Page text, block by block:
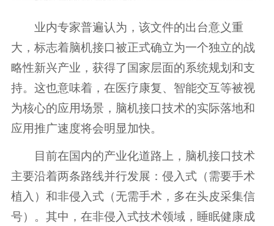
业内专家普遍认为，该文件的出台意义重
大，标志着脑机接口被正式确立为一个独立的战
略性新兴产业，获得了国家层面的系统规划和支
持。这也意味着，在医疗康复、智能交互等被视
为核心的应用场景，脑机接口技术的实际落地和
应用推广速度将会明显加快。
目前在国内的产业化道路上，脑机接口技术
主要沿着两条路线并行发展：侵入式（需要手术
植入）和非侵入式（无需手术，多在头皮采集信
号）。其中，在非侵入式技术领域，睡眠健康成